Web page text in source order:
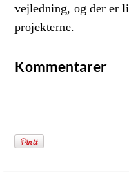
vejledning, og der er
projekterne.
Kommentarer